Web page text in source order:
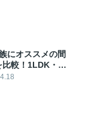
にオススメの間
較！1LDK・
3LDKの特徴